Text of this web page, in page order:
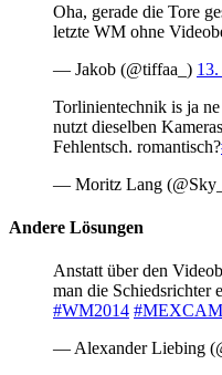
Oha, gerade die Tore
letzte WM ohne
— Jakob (@tiffaa_)
Torlinientechnik is ja
nutzt dieselben
Fehlentsch. romantisch?
— Moritz Lang
Andere Lösungen
Anstatt über den
man die Schiedsrichter
#WM2014 #MEXCAM
— Alexander Liebing